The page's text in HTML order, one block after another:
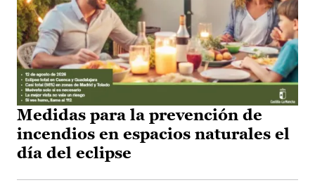
Medidas para la prevención de
incendios en espacios naturales el
día del eclipse